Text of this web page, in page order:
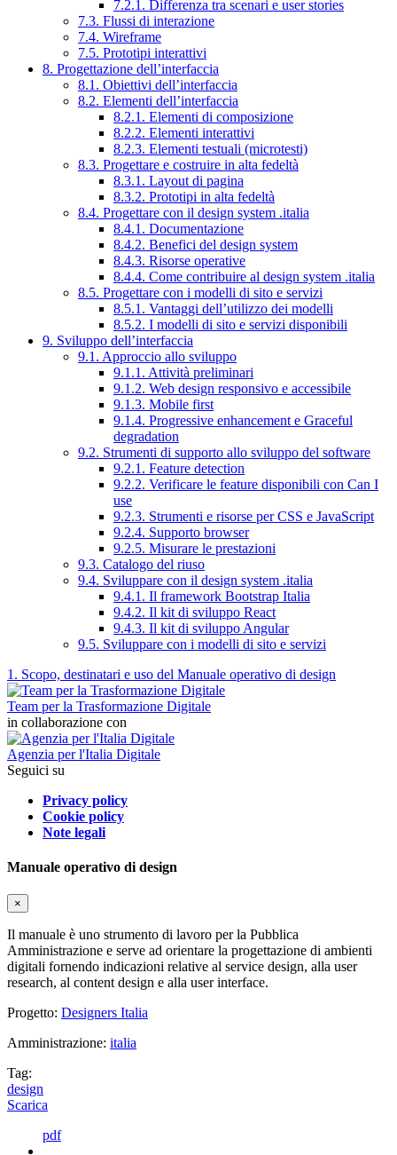
7.2.1. Differenza tra scenari e user stories
7.3. Flussi di interazione
7.4. Wireframe
7.5. Prototipi interattivi
8. Progettazione dell’interfaccia
8.1. Obiettivi dell’interfaccia
8.2. Elementi dell’interfaccia
8.2.1. Elementi di composizione
8.2.2. Elementi interattivi
8.2.3. Elementi testuali (microtesti)
8.3. Progettare e costruire in alta fedeltà
8.3.1. Layout di pagina
8.3.2. Prototipi in alta fedeltà
8.4. Progettare con il design system .italia
8.4.1. Documentazione
8.4.2. Benefici del design system
8.4.3. Risorse operative
8.4.4. Come contribuire al design system .italia
8.5. Progettare con i modelli di sito e servizi
8.5.1. Vantaggi dell’utilizzo dei modelli
8.5.2. I modelli di sito e servizi disponibili
9. Sviluppo dell’interfaccia
9.1. Approccio allo sviluppo
9.1.1. Attività preliminari
9.1.2. Web design responsivo e accessibile
9.1.3. Mobile first
9.1.4. Progressive enhancement e Graceful
degradation
9.2. Strumenti di supporto allo sviluppo del software
9.2.1. Feature detection
9.2.2. Verificare le feature disponibili con Can I
use
9.2.3. Strumenti e risorse per CSS e JavaScript
9.2.4. Supporto browser
9.2.5. Misurare le prestazioni
9.3. Catalogo del riuso
9.4. Sviluppare con il design system .italia
9.4.1. Il framework Bootstrap Italia
9.4.2. Il kit di sviluppo React
9.4.3. Il kit di sviluppo Angular
9.5. Sviluppare con i modelli di sito e servizi
1. Scopo, destinatari e uso del Manuale operativo di design
Team per la Trasformazione Digitale
in collaborazione con
Agenzia per l'Italia Digitale
Seguici su
Privacy policy
Cookie policy
Note legali
Manuale operativo di design
×
Il manuale è uno strumento di lavoro per la Pubblica
Amministrazione e serve ad orientare la progettazione di ambienti
digitali fornendo indicazioni relative al service design, alla user
research, al content design e alla user interface.
Progetto: Designers Italia
Amministrazione: italia
Tag:
design
Scarica
pdf